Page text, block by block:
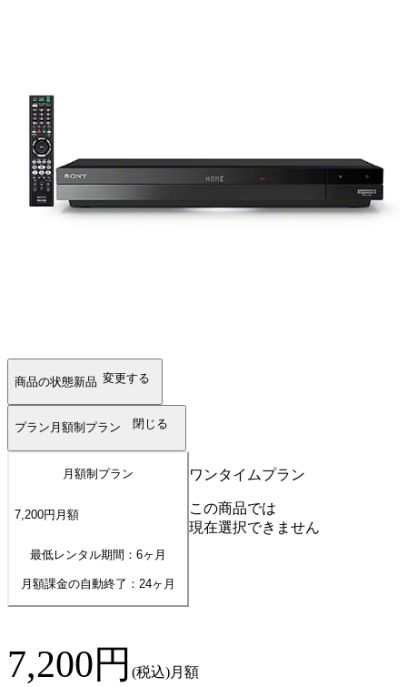
商品の状態新品 変更する
プラン 月額制プラン 閉じる
月額制プラン
7,200円 月額
最低レンタル期間：6ヶ月
月額課金の自動終了： 24ヶ月
ワンタイムプラン
この商品では
現在選択できません
7,200円 (税込)月額